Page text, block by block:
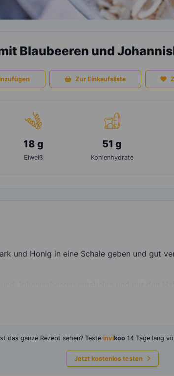
Blaubeeren und
Zur Einkaufsliste
18 g
Eiweiß
51 g
Kohlenhydrate
und Honig in eine Schale geben und gut
das ganze Rezept sehen? Teste invikoo 14 Tage lang
Jetzt kostenlos testen